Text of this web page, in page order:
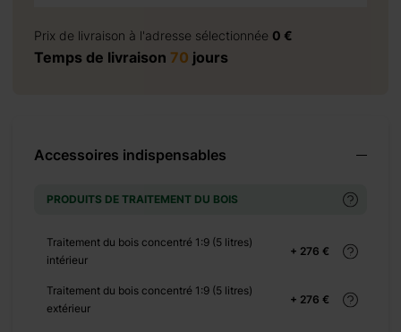
Prix de livraison à l'adresse sélectionnée 0 €
Temps de livraison 70 jours
Accessoires indispensables
PRODUITS DE TRAITEMENT DU BOIS
+ 276 €
Traitement du bois concentré 1:9 (5 litres)
intérieur
+ 276 €
Traitement du bois concentré 1:9 (5 litres)
extérieur
€
+ 0 €
200 €